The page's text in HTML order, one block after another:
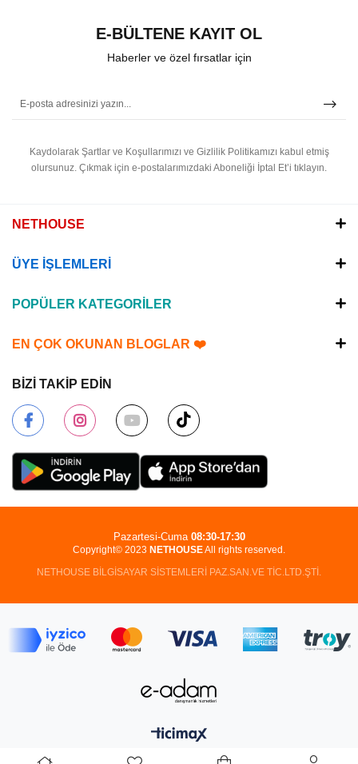
E-BÜLTENE KAYIT OL
Haberler ve özel fırsatlar için
Kaydolarak Şartlar ve Koşullarımızı ve Gizlilik Politikamızı kabul etmiş
olursunuz. Çıkmak için e-postalarımızdaki Aboneliği İptal Et’i tıklayın.
NETHOUSE
ÜYE İŞLEMLERİ
POPÜLER KATEGORİLER
EN ÇOK OKUNAN BLOGLAR ❤️
BİZİ TAKİP EDİN
Copyright© 2023 NETHOUSEAll rights reserved.
NETHOUSE BİLGİSAYAR SİSTEMLERİ PAZ.SAN.VE TİC.LTD.ŞTİ.
Pazartesi-Cuma 08:30-17:30